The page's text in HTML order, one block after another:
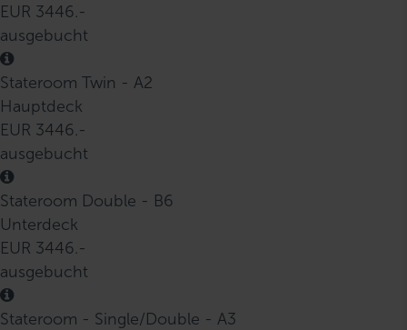
EUR 3446.-
ausgebucht
Stateroom Twin - A2
Hauptdeck
EUR 3446.-
ausgebucht
Stateroom Double - B6
Unterdeck
EUR 3446.-
ausgebucht
Stateroom - Single/Double - A3